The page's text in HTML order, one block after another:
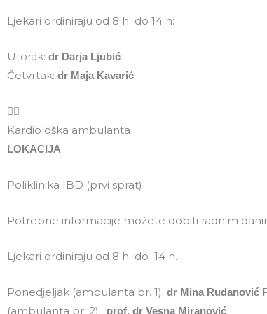
Ljekari ordiniraju od 8 h do 14 h:
Utorak: dr Darja Ljubić
Četvrtak: dr Maja Kavarić
Kardiološka ambulanta
LOKACIJA
Poliklinika IBD (prvi sprat)
Potrebne informacije možete dobiti radnim
Ljekari ordiniraju od 8 h do 14 h.
Ponedjeljak (ambulanta br. 1): dr Mina Rudanović
(ambulanta br. 2): prof. dr Vesna Miranović